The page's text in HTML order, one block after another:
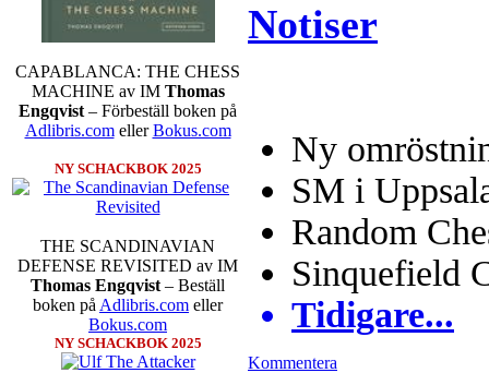
CAPABLANCA: THE CHESS
MACHINE av IM Thomas
Engqvist – Förbeställ boken på
Adlibris.comellerBokus.com
NY SCHACKBOK 2025
THE SCANDINAVIAN
DEFENSE REVISITED av IM
Thomas Engqvist – Beställ
boken på Adlibris.com eller
Bokus.com
NY SCHACKBOK 2025
Notiser
Ny
SM i
Random
Sinquefield
Tidigare...
Kommentera